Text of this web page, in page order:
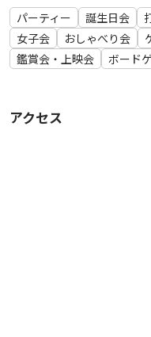
スプレンダー
ディクシット
はぁって言うゲーム
たった今考えたプロポー
人狼 SUPER DX
パーティー 誕生日会
女子会
おしゃべり会
鑑賞会・上映会
ボード
アクセス